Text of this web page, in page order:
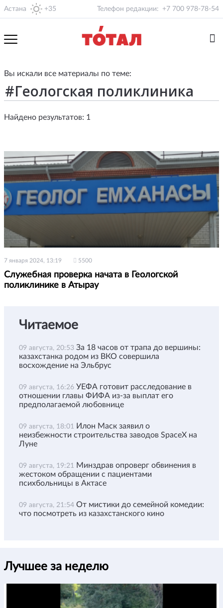
Астана +35 Телефон редакции: +7 700 978-78-54
Вы искали все материалы по теме:
Найдено результатов: 1
7 января 2024, 13:19 5500
Служебная проверка начата в Геологской
поликлинике в Атырау
Читаемое
09 августа, 20:53 За 18 часов от трапа до вершины:
казахстанка родом из ВКО совершила
восхождение на Эльбрус
09 августа, 16:26 УЕФА готовит расследование в
отношении главы ФИФА из-за выплат его
предполагаемой любовнице
09 августа, 18:01 Илон Маск заявил о
неизбежности строительства заводов SpaceX на
Луне
09 августа, 19:21 Минздрав опроверг обвинения в
жестоком обращении с пациентами
психбольницы в Актасе
09 августа, 21:54 От мистики до семейной комедии:
что посмотреть из казахстанского кино
Лучшее за неделю